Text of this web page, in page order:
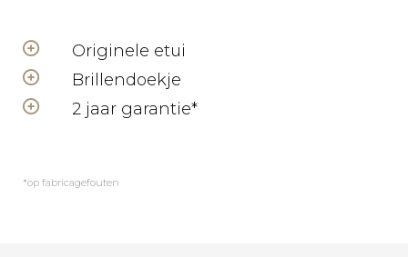
Originele etui
Brillendoekje
2 jaar garantie*
*op fabricagefouten